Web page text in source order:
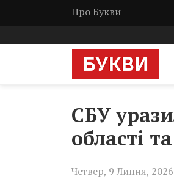
Про Букви
СБУ
області
Четвер, 9 Липня,